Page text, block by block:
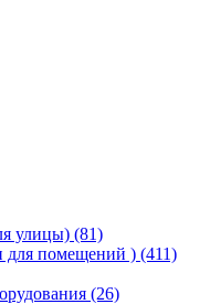
улицы) (81)
для помещений ) (411)
(26)